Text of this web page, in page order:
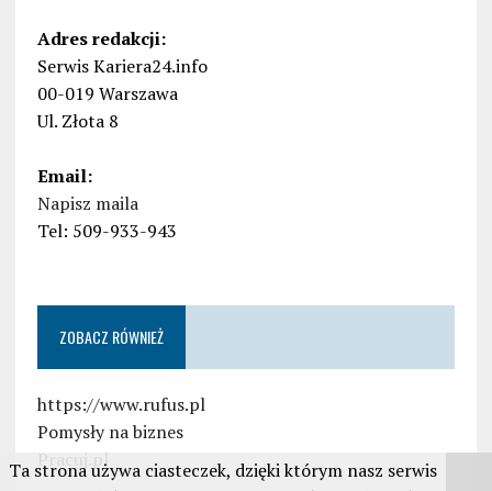
Adres redakcji:
Serwis Kariera24.info
00-019 Warszawa
Ul. Złota 8
Email:
Napisz maila
Tel: 509-933-943
ZOBACZ RÓWNIEŻ
https://www.rufus.pl
Pomysły na biznes
Pracuj.pl
Ta strona używa ciasteczek, dzięki którym nasz serwis